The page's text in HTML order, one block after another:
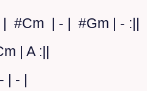
#Cm  | - |  #Gm | - :||
| A :||
| - |